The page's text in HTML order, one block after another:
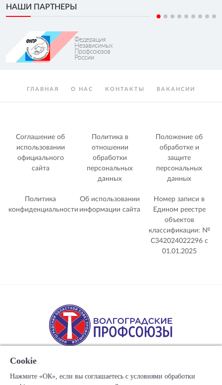
НАШИ ПАРТНЕРЫ
ГЛАВНАЯ О НАС КОНТАКТЫ ВАКАНСИИ
Соглашение об
использовании
официального
сайта
Политика в
отношении
обработки
персональных
данных
Положение об
обработке и
защите
персональных
данных
Политика
конфиденциальности
Об использовании
информации сайта
Номер записи в
Едином реестре
объектов
классификации: №
С342024022296 c
01.01.2025
Cookie
Нажмите «ОК», если вы соглашаетесь с условиями обработки